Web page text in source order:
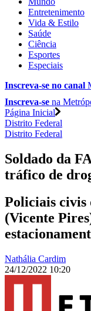
Entretenimento
Vida & Estilo
Saúde
Ciência
Esportes
Especiais
Inscreva-se no canal
Inscreva-se na
Página Inicial
Distrito Federal
Distrito Federal
Soldado da
tráfico de
Policiais civis
(Vicente
Nathália Cardim
24/12/2022 10:20